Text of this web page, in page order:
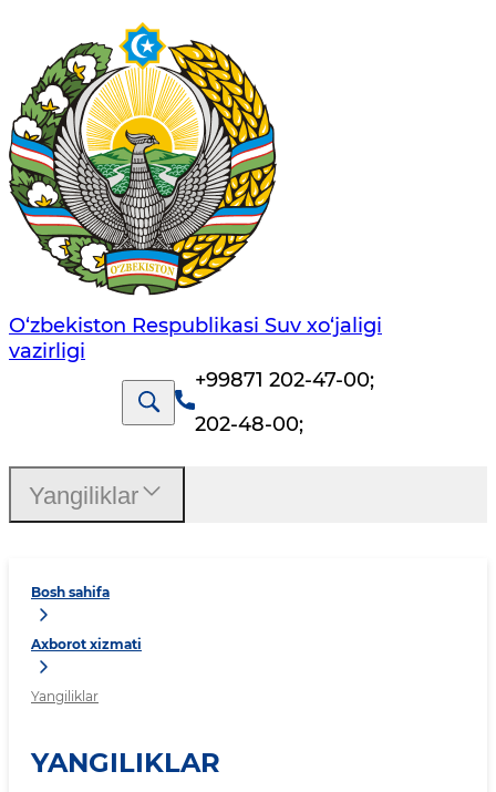
O‘zbekiston Respublikasi Suv хo‘jaligi
vazirligi
+99871 202-47-00;
202-48-00;
Bosh sahifa
Axborot xizmati
Yangiliklar
YANGILIKLAR
Yangiliklar